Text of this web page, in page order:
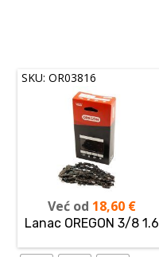
SKU: OR03816
Već od 18,60 €
Lanac OREGON 3/8 1.6